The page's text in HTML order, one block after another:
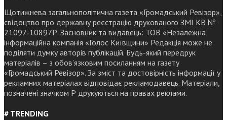
Щотижнева загальнополітична газета «Громадський Ревізор»,
свідоцтво про державну реєстрацію друкованого ЗМІ КВ №
21097-10897Р. Засновник та видавець: ТОВ «Незалежна
інформаційна компанія «Голос Київщини» Редакція може не
поділяти думку авторів публікацій. Будь-який передрук
матеріалів – з обов’язковим посиланням на газету
«Громадський Ревізор». За зміст та достовірність інформації у
рекламних матеріалах відповідає рекламодавець. Матеріали,
позначені значком Р друкуються на правах реклами.
# TRENDING